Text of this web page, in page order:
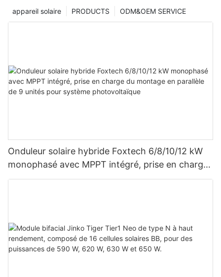
ODM&OEM SERVICE
PRODUCTS
appareil solaire
Onduleur solaire hybride Foxtech 6/8/10/12 kW
monophasé avec MPPT intégré, prise en charge
du montage en parallèle de 9 unités pour